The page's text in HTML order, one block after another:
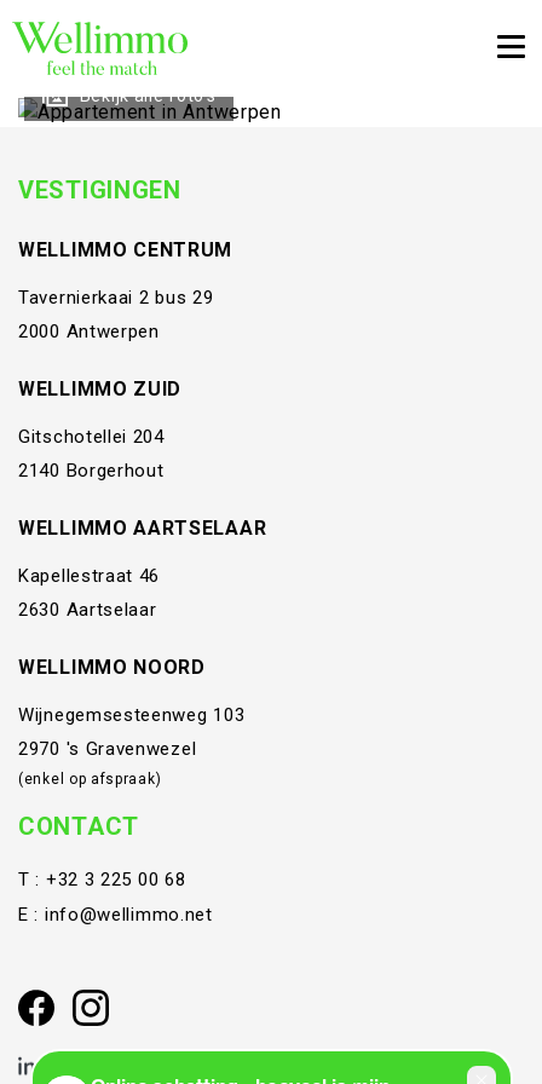
Bekijk alle foto's
VESTIGINGEN
WELLIMMO CENTRUM
Tavernierkaai 2 bus 29
2000 Antwerpen
WELLIMMO ZUID
Gitschotellei 204
2140 Borgerhout
WELLIMMO AARTSELAAR
Kapellestraat 46
2630 Aartselaar
WELLIMMO NOORD
Wijnegemsesteenweg 103
2970 's Gravenwezel
(enkel op afspraak)
CONTACT
T : +32 3 225 00 68
E : info@wellimmo.net